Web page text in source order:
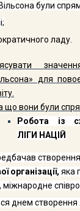
були
ладу.
для
що вони були
Робота із
ЛІГИ НАЦІЙ
створення
організації, яка
днем створення